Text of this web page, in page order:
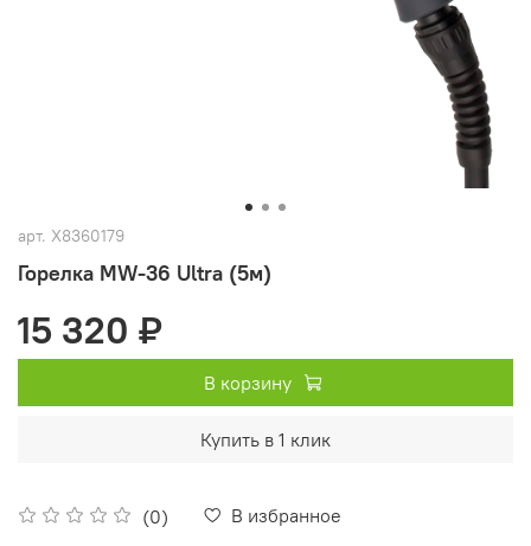
арт. X8360179
Горелка MW-36 Ultra (5м)
(0) В избранное
15 320 ₽
В корзину
Купить в 1 клик